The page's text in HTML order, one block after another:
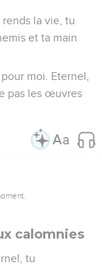
la vie, tu
et ta main
moi. Eternel,
pas les œuvres
calomnies
tu